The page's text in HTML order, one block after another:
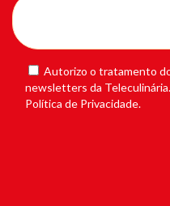
Autorizo o tratamento
newsletters da
Política de Privacidade.